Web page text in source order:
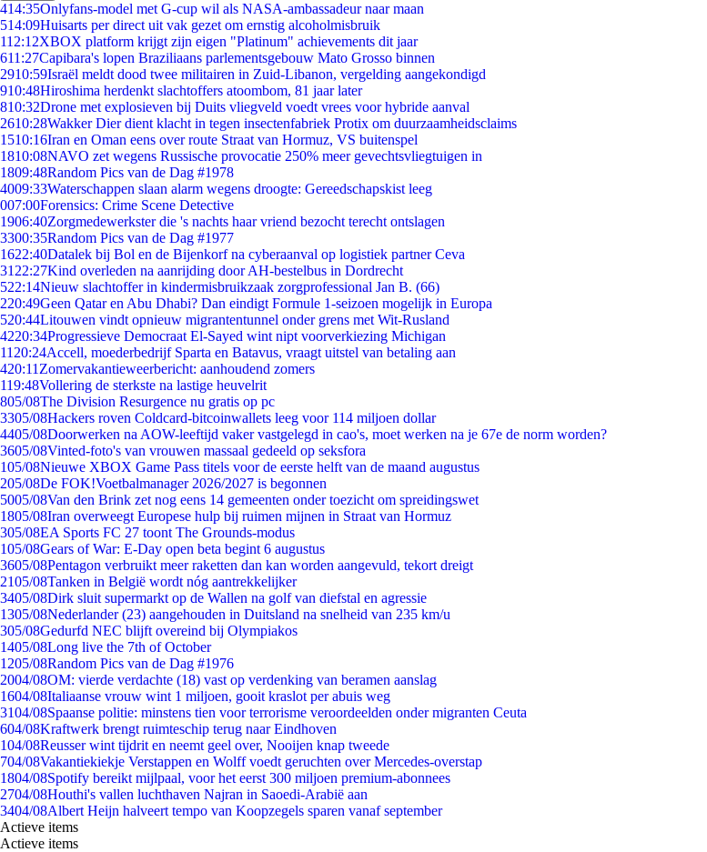
414:35Onlyfans-model met G-cup wil als NASA-ambassadeur naar maan
514:09Huisarts per direct uit vak gezet om ernstig alcoholmisbruik
112:12XBOX platform krijgt zijn eigen "Platinum" achievements dit jaar
611:27Capibara's lopen Braziliaans parlementsgebouw Mato Grosso binnen
2910:59Israël meldt dood twee militairen in Zuid-Libanon, vergelding aangekondigd
910:48Hiroshima herdenkt slachtoffers atoombom, 81 jaar later
810:32Drone met explosieven bij Duits vliegveld voedt vrees voor hybride aanval
2610:28Wakker Dier dient klacht in tegen insectenfabriek Protix om duurzaamheidsclaims
1510:16Iran en Oman eens over route Straat van Hormuz, VS buitenspel
1810:08NAVO zet wegens Russische provocatie 250% meer gevechtsvliegtuigen in
1809:48Random Pics van de Dag #1978
4009:33Waterschappen slaan alarm wegens droogte: Gereedschapskist leeg
007:00Forensics: Crime Scene Detective
1906:40Zorgmedewerkster die 's nachts haar vriend bezocht terecht ontslagen
3300:35Random Pics van de Dag #1977
1622:40Datalek bij Bol en de Bijenkorf na cyberaanval op logistiek partner Ceva
31 22:27Kind overleden na aanrijding door AH-bestelbus in Dordrecht
522:14Nieuw slachtoffer in kindermisbruikzaak zorgprofessional Jan B. (66)
220:49Geen Qatar en Abu Dhabi? Dan eindigt Formule 1-seizoen mogelijk in Europa
520:44Litouwen vindt opnieuw migrantentunnel onder grens met Wit-Rusland
4220:34Progressieve Democraat El-Sayed wint nipt voorverkiezing Michigan
11 20:24Accell, moederbedrijf Sparta en Batavus, vraagt uitstel van betaling aan
420:11 Zomervakantieweerbericht: aanhoudend zomers
119:48Vollering de sterkste na lastige heuvelrit
805/08The Division Resurgence nu gratis op pc
3305/08Hackers roven Coldcard-bitcoinwallets leeg voor 114 miljoen dollar
4405/08Doorwerken na AOW-leeftijd vaker vastgelegd in cao's, moet werken na je 67e de norm worden?
3605/08Vinted-foto's van vrouwen massaal gedeeld op seksfora
105/08Nieuwe XBOX Game Pass titels voor de eerste helft van de maand augustus
205/08De FOK!Voetbalmanager 2026/2027 is begonnen
5005/08Van den Brink zet nog eens 14 gemeenten onder toezicht om spreidingswet
1805/08Iran overweegt Europese hulp bij ruimen mijnen in Straat van Hormuz
305/08EA Sports FC 27 toont The Grounds-modus
105/08Gears of War: E-Day open beta begint 6 augustus
3605/08Pentagon verbruikt meer raketten dan kan worden aangevuld, tekort dreigt
2105/08Tanken in België wordt nóg aantrekkelijker
3405/08Dirk sluit supermarkt op de Wallen na golf van diefstal en agressie
1305/08Nederlander (23) aangehouden in Duitsland na snelheid van 235 km/u
305/08Gedurfd NEC blijft overeind bij Olympiakos
1405/08Long live the 7th of October
1205/08Random Pics van de Dag #1976
2004/08OM: vierde verdachte (18) vast op verdenking van beramen aanslag
1604/08Italiaanse vrouw wint 1 miljoen, gooit kraslot per abuis weg
3104/08Spaanse politie: minstens tien voor terrorisme veroordeelden onder migranten Ceuta
604/08Kraftwerk brengt ruimteschip terug naar Eindhoven
104/08Reusser wint tijdrit en neemt geel over, Nooijen knap tweede
704/08Vakantiekiekje Verstappen en Wolff voedt geruchten over Mercedes-overstap
1804/08Spotify bereikt mijlpaal, voor het eerst 300 miljoen premium-abonnees
2704/08Houthi's vallen luchthaven Najran in Saoedi-Arabië aan
3404/08Albert Heijn halveert tempo van Koopzegels sparen vanaf september
Actieve items
Actieve items